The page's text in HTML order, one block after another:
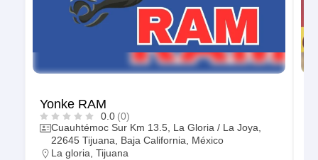
Yonke RAM
0.0 (0)
Cuauhtémoc Sur Km 13.5, La Gloria / La Joya,
22645 Tijuana, Baja California, México
La gloria Tijuana